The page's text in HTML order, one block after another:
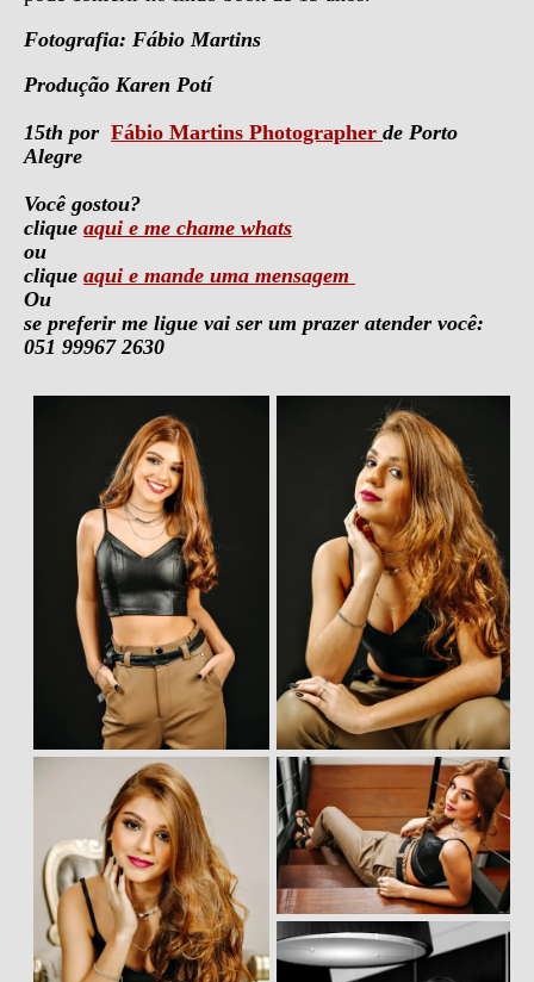
Fotografia: Fábio Martins
Produção Karen Potí
15th por Fábio Martins Photographer de Porto
Alegre
Você gostou?
clique aqui e me chame whats
ou
clique aqui e mande uma mensagem
Ou
se preferir me ligue vai ser um prazer atender você:
051 99967 2630